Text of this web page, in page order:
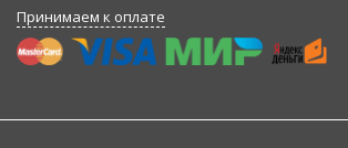
Принимаем к оплате